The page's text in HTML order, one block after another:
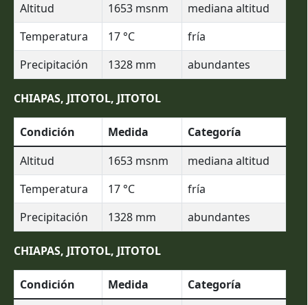
Altitud
1653 msnm
mediana altitud
Temperatura
17 °C
fría
Precipitación
1328 mm abundantes
CHIAPAS, JITOTOL, JITOTOL
Condición Medida
Categoría
Altitud
1653 msnm
mediana altitud
Temperatura
17 °C
fría
Precipitación
1328 mm abundantes
CHIAPAS, JITOTOL, JITOTOL
Condición Medida
Categoría